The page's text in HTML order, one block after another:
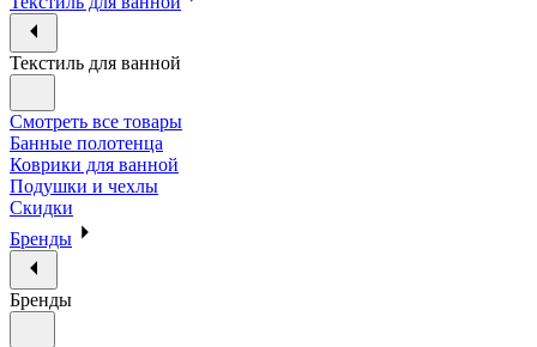
Текстиль для ванной
Смотреть все товары
Банные полотенца
Коврики для ванной
Подушки и чехлы
Скидки
Бренды
Бренды